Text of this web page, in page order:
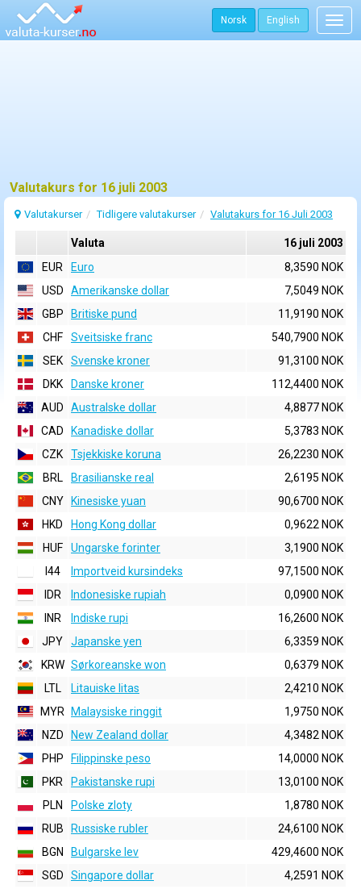
Norsk English
Valutakurs for 16 juli 2003
Valutakurser Tidligere valutakurser Valutakurs for 16 Juli 2003
Valuta
16 juli 2003
EUR
Euro
8,3590 NOK
USD
Amerikanske dollar
7,5049 NOK
GBP
Britiske pund
11,9190 NOK
CHF
Sveitsiske franc
540,7900 NOK
SEK
Svenske kroner
91,3100 NOK
DKK
Danske kroner
112,4400 NOK
AUD
Australske dollar
4,8877 NOK
CAD
Kanadiske dollar
5,3783 NOK
CZK
Tsjekkiske koruna
26,2230 NOK
BRL
Brasilianske real
2,6195 NOK
CNY
Kinesiske yuan
90,6700 NOK
HKD
Hong Kong dollar
0,9622 NOK
HUF
Ungarske forinter
3,1900 NOK
I44
Importveid kursindeks
97,1500 NOK
IDR
Indonesiske rupiah
0,0900 NOK
INR
Indiske rupi
16,2600 NOK
JPY
Japanske yen
6,3359 NOK
KRW Sørkoreanske won
0,6379 NOK
LTL
Litauiske litas
2,4210 NOK
MYR
Malaysiske ringgit
1,9750 NOK
NZD
New Zealand dollar
4,3482 NOK
PHP
Filippinske peso
14,0000 NOK
PKR
Pakistanske rupi
13,0100 NOK
PLN
Polske zloty
1,8780 NOK
RUB
Russiske rubler
24,6100 NOK
BGN
Bulgarske lev
429,4600 NOK
SGD
Singapore dollar
4,2591 NOK